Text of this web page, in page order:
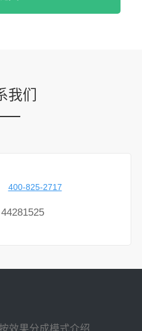
我们
400-825-2717
44281525